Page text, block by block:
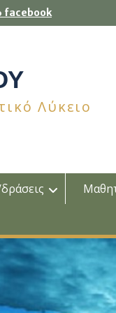
facebook
Λύκειο